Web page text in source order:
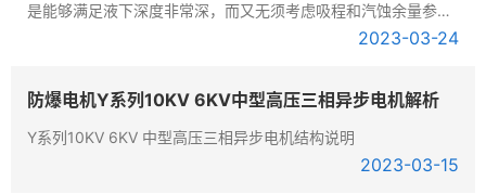
是能够满足液下深度非常深，而又无须考虑吸程和汽蚀余量参数
的情况，比如钢铁厂里面的旋流井可以用，还有河边，湖边，海
非常广泛的。 南京环亚供应 全系列HRJC深井泵 深井泵 配件 欢
迎换购500HRJ...
2023-03-24
防爆电机Y系列10KV 6KV中型高压三相异步电机解析
Y系列10KV 6KV 中型高压三相异步电机结构说明
2023-03-15